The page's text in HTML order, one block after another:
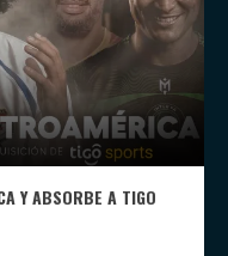
Y ABSORBE A TIGO